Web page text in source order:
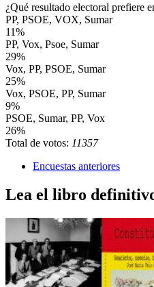
¿Qué resultado electoral prefiere
PP, PSOE, VOX, Sumar
11%
PP, Vox, Psoe, Sumar
29%
Vox, PP, PSOE, Sumar
25%
Vox, PSOE, PP, Sumar
9%
PSOE, Sumar, PP, Vox
26%
Total de votos: 11357
Encuestas anteriores
Lea el libro